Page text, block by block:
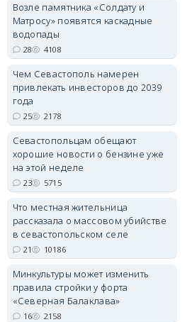
Возле памятника «Солдату и
Матросу» появятся каскадные
водопады
28 4108
Чем Севастополь намерен
привлекать инвесторов до 2039
года
25 2178
Севастопольцам обещают
хорошие новости о бензине уже
на этой неделе
23 5715
Что местная жительница
рассказала о массовом убийстве
в севастопольском селе
21 10186
Минкультуры может изменить
правила стройки у форта
«Северная Балаклава»
16 2158